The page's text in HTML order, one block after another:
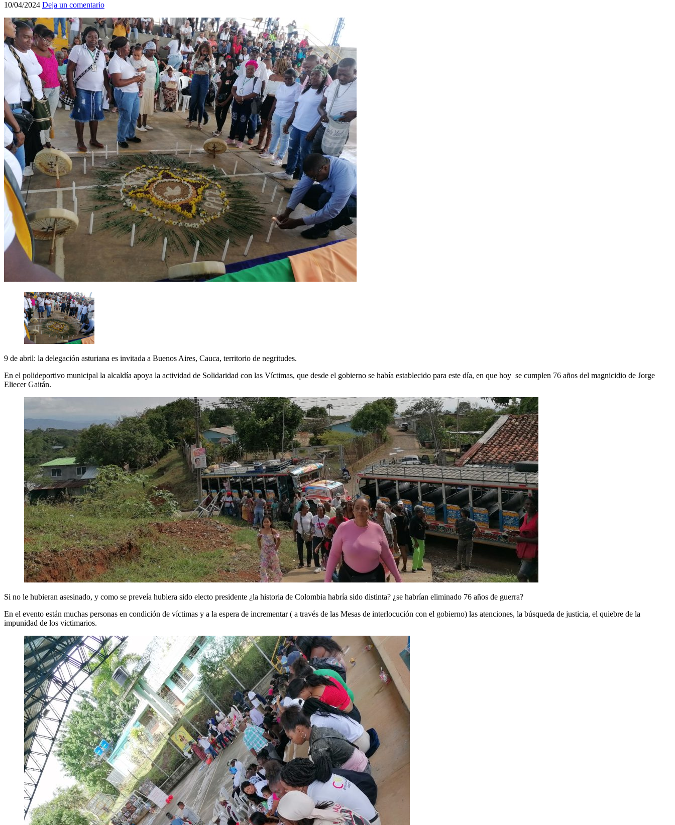
10/04/2024 Deja un comentario
9 de abril: la delegación asturiana es invitada a Buenos Aires, Cauca, territorio de negritudes.
En el polideportivo municipal la alcaldía apoya la actividad de Solidaridad con las Víctimas, que desde el gobierno se había establecido para este día, en que hoy se cumplen 76 años del magnicidio de Jorge
Eliecer Gaitán.
Si no le hubieran asesinado, y como se preveía hubiera sido electo presidente ¿la historia de Colombia habría sido distinta? ¿se habrían eliminado 76 años de guerra?
En el evento están muchas personas en condición de víctimas y a la espera de incrementar ( a través de las Mesas de interlocución con el gobierno) las atenciones, la búsqueda de justicia, el quiebre de la
impunidad de los victimarios.